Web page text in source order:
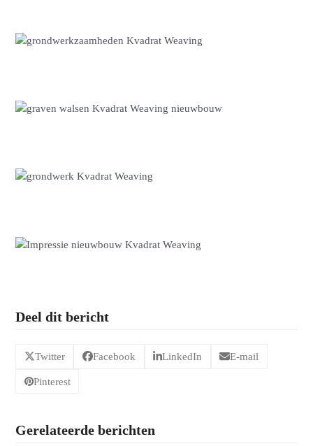
Deel dit bericht
Twitter Facebook LinkedIn E-mail
Pinterest
Gerelateerde berichten